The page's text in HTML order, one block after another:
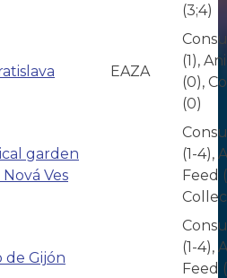
(3;4)
EAZA
(1),
(0),
(0)
garden
Nová Ves
(1-4),
Feed
de Gijón
(1-4),
Feed